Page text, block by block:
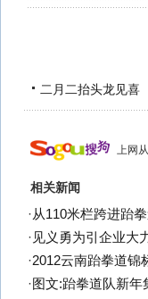
二月二抬头龙见喜
上网
相关新闻
·从110米栏跨进跆
· 见义勇为引企业大
·2012云南跆拳道锦
· 图文:跆拳道队新